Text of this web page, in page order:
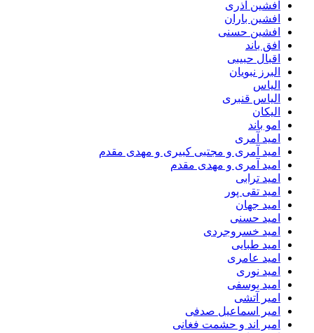
افشین آذری
افشین باران
افشین حسنی
افق باند
اقبال حبیبی
البرز نبویان
الیاس
الیاس قنبرى
الیکان
امو باند
امید آمری
امید آمری و مجتبی کبیری و مهدى مقدم
امید آمری و مهدی مقدم
امید ترابی
امید تقی پور
امید جهان
امید حسنی
امید خسروجردی
امید طبایی
امید عامری
امید نوری
امید یوسفی
امیر آتشی
امیر اسماعیل صدفی
امیر اند و حشمت فغانی